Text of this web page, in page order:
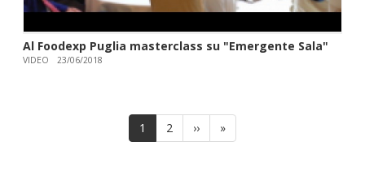
Al Foodexp Puglia masterclass su "Emergente Sala"
VIDEO 23/06/2018
Pagina
attuale
1 Page
2
Pagina
successiva
››
Ultima
pagina
»